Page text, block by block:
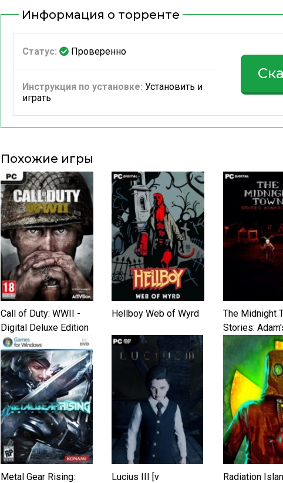
Информация о торренте
Статус: Проверенно
Инструкция по установке: Установить и
играть
Похожие игры
Call of Duty: WWII -
Digital Deluxe Edition
(2017) PC | RePack от
xatab
Hellboy Web of Wyrd
The Midnight
Stories:
Metal Gear Rising:
Lucius III [v
Radiation